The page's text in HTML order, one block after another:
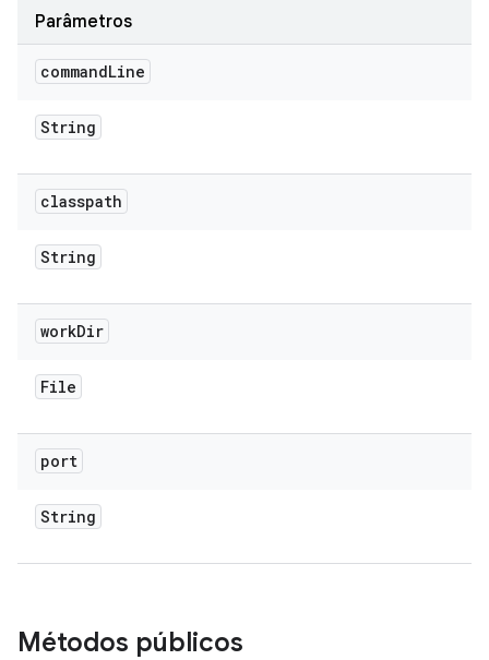
Parâmetros
commandLine
String
classpath
String
workDir
File
port
String
Métodos públicos